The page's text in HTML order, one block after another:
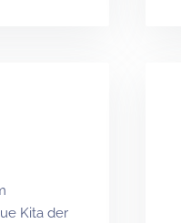
Kita der